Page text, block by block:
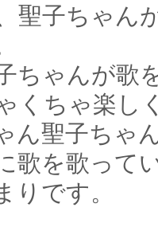
聖子ちゃん
ちゃんが歌
くちゃ楽し
ん聖子ちゃ
歌を歌って
りです。